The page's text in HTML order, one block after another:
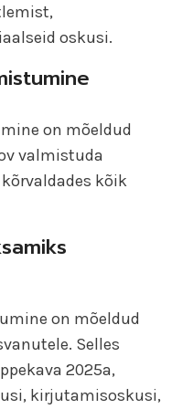
oskusi.
on mõeldud
valmistuda
kõik
on mõeldud
Selles
2025a,
kirjutamisoskusi,